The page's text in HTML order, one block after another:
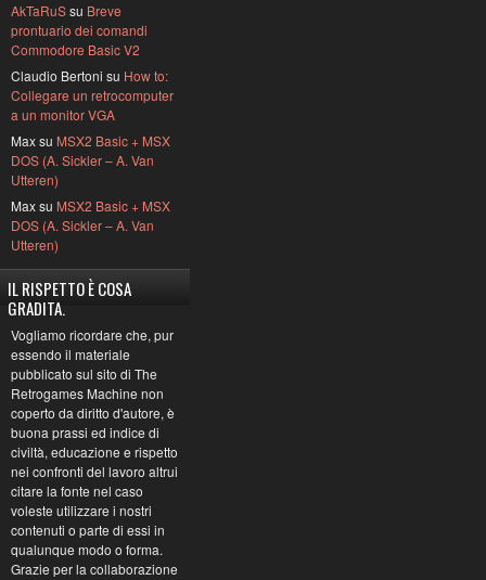
AkTaRuSsu Breve
prontuario dei comandi
Commodore Basic V2
Claudio Bertoni su How to:
Collegare un retrocomputer
a un monitor VGA
Max su MSX2 Basic + MSX
DOS (A. Sickler – A. Van
Utteren)
Max su MSX2 Basic + MSX
DOS (A. Sickler – A. Van
Utteren)
IL RISPETTO È COSA
GRADITA.
Vogliamo ricordare che, pur
essendo il materiale
pubblicato sul sito di The
Retrogames Machine non
coperto da diritto d'autore, è
buona prassi ed indice di
civiltà, educazione e rispetto
nei confronti del lavoro altrui
citare la fonte nel caso
voleste utilizzare i nostri
contenuti o parte di essi in
qualunque modo o forma.
Grazie per la collaborazione